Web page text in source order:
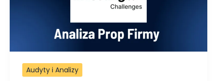
Audyty i Analizy